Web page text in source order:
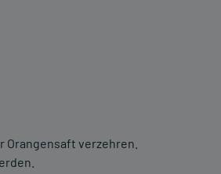
Orangensaft verzehren.